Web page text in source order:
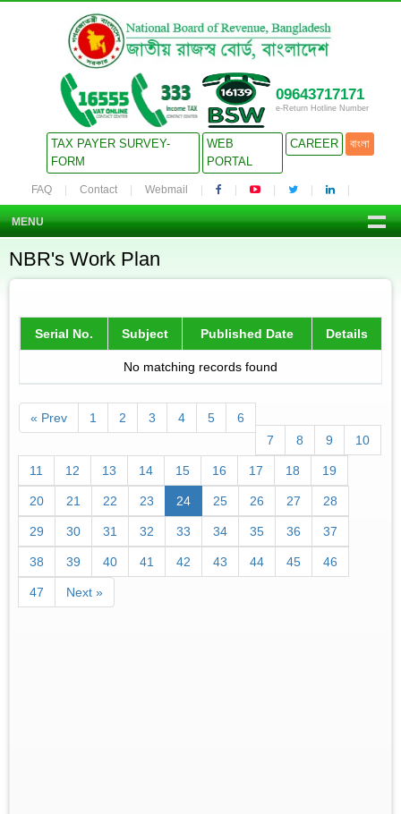
09643717171
e-Return Hotline Number
TAX PAYER SURVEY-
FORM
WEB
PORTAL
CAREER বাংলা
FAQ Contact Webmail
MENU
NBR's Work Plan
Serial No. Subject Published Date Details
No matching records found
« Prev 1 2 3 4 5
6
7
8 9 10
11 12 13 14 15 16 17 18 19
20 21 22 23 24 25 26 27 28
29 30 31 32 33 34 35 36 37
38 39 40 41 42 43 44 45 46
47 Next »